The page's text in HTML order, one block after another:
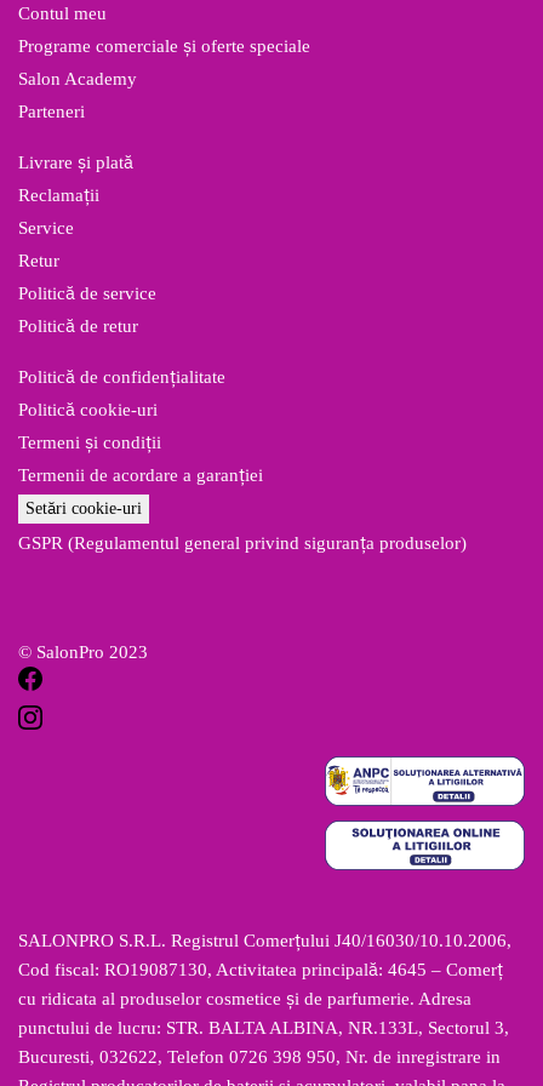
Contul meu
Programe comerciale și oferte speciale
Salon Academy
Parteneri
Livrare și plată
Reclamații
Service
Retur
Politică de service
Politică de retur
Politică de confidențialitate
Politică cookie-uri
Termeni și condiții
Termenii de acordare a garanției
Setări cookie-uri
GSPR (Regulamentul general privind siguranța produselor)
© SalonPro 2023
SALONPRO S.R.L. Registrul Comerțului J40/16030/10.10.2006,
Cod fiscal: RO19087130, Activitatea principală: 4645 – Comerț
cu ridicata al produselor cosmetice și de parfumerie. Adresa
punctului de lucru: STR. BALTA ALBINA, NR.133L, Sectorul 3,
Bucuresti, 032622, Telefon 0726 398 950, Nr. de inregistrare in